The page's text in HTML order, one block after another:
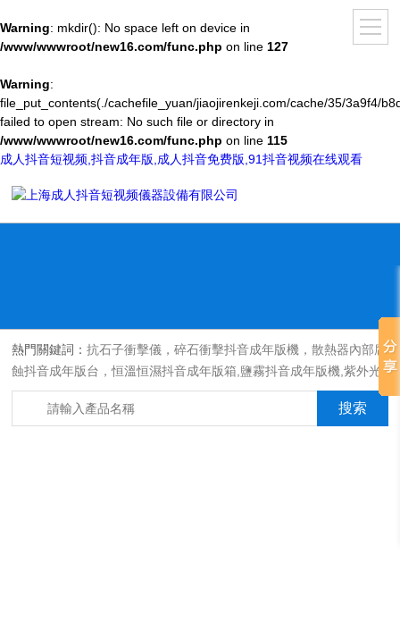
Warning: mkdir(): No space left on device in
/www/wwwroot/new16.com/func.php on line 127
Warning:
file_put_contents(./cachefile_yuan/jiaojirenkeji.com/cache/35/3a9f4/
failed to open stream: No such file or directory in
/www/wwwroot/new16.com/func.php on line 115
成人抖音短视频,抖音成年版,成人抖音免费版,91抖音视频在线观看
熱門關鍵詞：抗石子衝擊儀，碎石衝擊抖音成年版機，散熱器內部腐
蝕抖音成年版台，恒溫恒濕抖音成年版箱,鹽霧抖音成年版機,紫外光
耐氣候老化抖音成年版箱,氙燈老化抖音成年版箱，沙塵抖音成年版
箱，淋雨抖音成年版箱，汽車內飾材料燃燒抖音成年版機